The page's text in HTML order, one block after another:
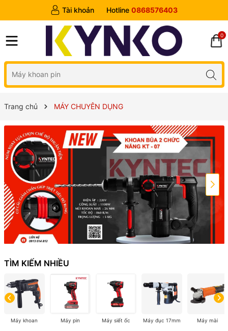
Tài khoản Hotline 0868576403
0
Trang chủ MÁY CHUYÊN DỤNG
TÌM KIẾM NHIỀU
Máy khoan Máy pin Máy siết ốc Máy đục 17mm Máy mài